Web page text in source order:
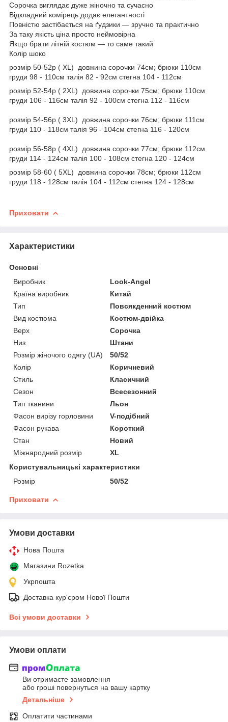
Сорочка виглядає дуже жіночно та сучасно
Відкладний комірець додає елегантності
Повністю застібається на ґудзики — зручно та практично
За таку якість ціна просто неймовірна
Якщо брати літній костюм — то саме такий
Колір шоко
розмір 50-52р ( XL) довжина сорочки 74см; брюки 110см
груди 98 - 110см талія 82 - 92см стегна 104 - 112см
розмір 52-54р ( 2XL) довжина сорочки 75см; брюки 110см
груди 106 - 116см талія 92 - 100см стегна 112 - 116см
розмір 54-56р ( 3XL) довжина сорочки 76см; брюки 111см
груди 110 - 118см талія 96 - 104см стегна 116 - 120см
розмір 56-58р ( 4XL) довжина сорочки 77см; брюки 112см
груди 114 - 124см талія 100 - 108см стегна 120 - 124см
розмір 58-60 ( 5XL) довжина сорочки 78см; брюки 112см
груди 118 - 128см талія 104 - 112см стегна 124 - 128см
Приховати
Характеристики
Основні
Виробник
Look-Angel
Країна виробник
Китай
Тип
Повсякденний костюм
Вид костюма
Костюм-двійка
Верх
Сорочка
Низ
Штани
Розмір жіночого одягу (UA)
50/52
Колір
Коричневий
Стиль
Класичний
Сезон
Всесезонний
Тип тканини
Льон
Фасон вирізу горловини
V-подібний
Фасон рукава
Короткий
Стан
Новий
Міжнародний розмір
XL
Користувальницькі характеристики
Розмір
50/52
Приховати
Умови доставки
Нова Пошта
Магазини Rozetka
Укрпошта
Доставка кур'єром Нової Пошти
Всі умови доставки
Умови оплати
Ви отримаєте замовлення
або гроші повернуться на вашу картку
Детальніше
Оплатити частинами